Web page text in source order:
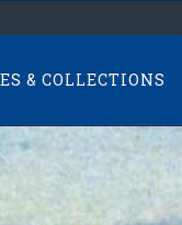
& COLLECTIONS